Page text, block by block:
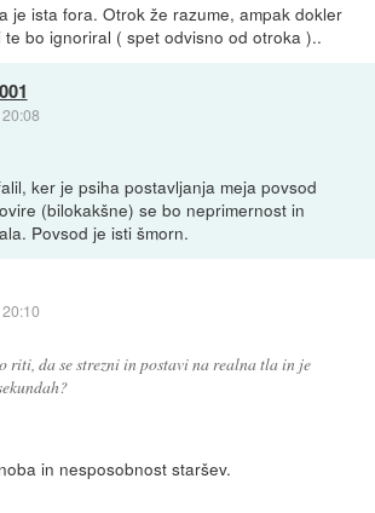
je ista fora. Otrok že razume, ampak dokler
bo ignoriral ( spet odvisno od otroka )..
ker je psiha postavljanja meja povsod
(bilokakšne) se bo neprimernost in
Povsod je isti šmorn.
riti, da se strezni in postavi na realna tla in je
in nesposobnost staršev.